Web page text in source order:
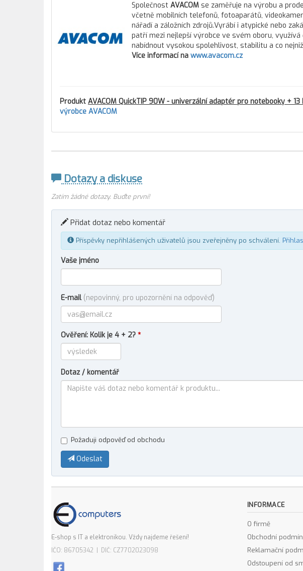
Společnost AVACOM se zaměřuje na výrobu a
včetně mobilních telefonů, fotoaparátů,
nářadí a záložních zdrojů.Vyrábí i atypické nebo
patří mezi nejlepší výrobce ve svém oboru,
nabídnout vysokou spolehlivost, stabilitu a co
Více informací na www.avacom.cz
Produkt AVACOM QuickTIP 90W - univerzální adaptér pro notebooky +
výrobce AVACOM
Dotazy a diskuse
Zatím žádné dotazy. Buďte první!
Přidat dotaz nebo komentář
Příspěvky nepřihlášených uživatelů jsou zveřejněny po schválení.
Vaše jméno
E-mail (nepovinný, pro upozornění na odpověď)
Ověření: Kolik je 4 + 2? *
Dotaz / komentář
Požaduji odpověď od obchodu
Odeslat
E-shop s IT a elektronikou. Vždy najdeme řešení!
IČO: 86705342 | DIČ: CZ7702023098
INFORMACE
O firmě
Obchodní
Reklamační
Odstoupení od